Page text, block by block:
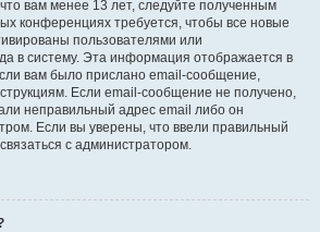
вам менее 13 лет, следуйте полученным
конференциях требуется, чтобы все новые
пользователями или
в систему. Эта информация отображается в
вам было прислано email-сообщение,
Если email-сообщение не получено,
неправильный адрес email либо он
Если вы уверены, что ввели правильный
с администратором.